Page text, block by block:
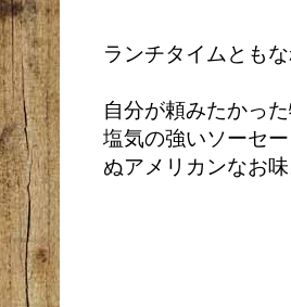
ランチタイムとも
自分が頼みたかっ
塩気の強いソーセ
ぬアメリカンなお味